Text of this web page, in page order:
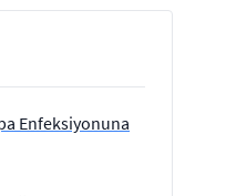
Enfeksiyonuna